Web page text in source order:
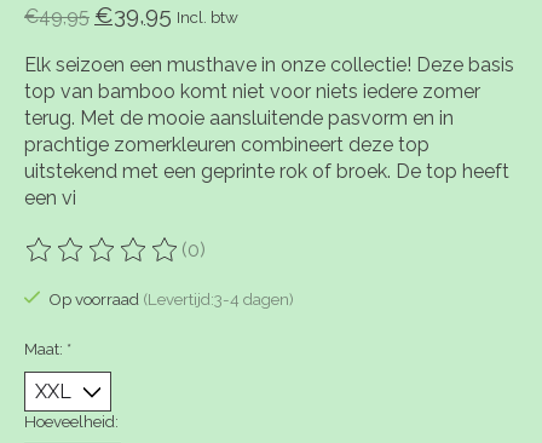
€49,95 €39,95 Incl. btw
Elk seizoen een musthave in onze collectie! Deze basis
top van bamboo komt niet voor niets iedere zomer
terug. Met de mooie aansluitende pasvorm en in
prachtige zomerkleuren combineert deze top
uitstekend met een geprinte rok of broek. De top heeft
een vi
De beoordeling van dit product is
(0)
Op voorraad (Levertijd:3-4 dagen)
Maat: *
Hoeveelheid: